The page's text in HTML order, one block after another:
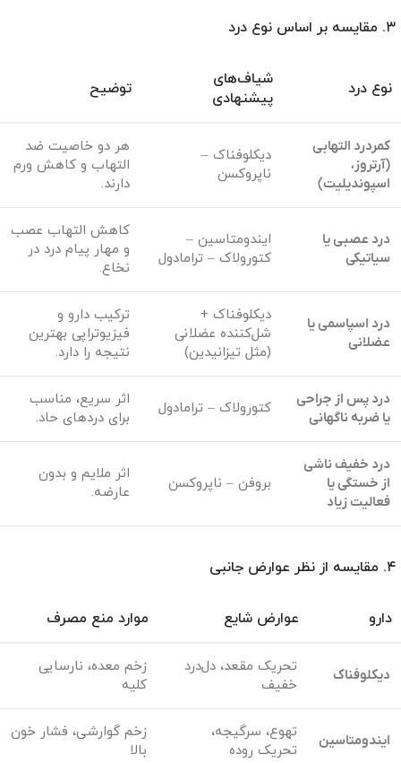
نوع درد
شیاف‌های
پیشنهادی
توضیح
کمردرد التهابی
(آرتروز،
اسپوندیلیت)
دیکلوفناک –
ناپروکسن
هر دو خاصیت ضد
التهاب و کاهش ورم
دارند.
درد عصبی یا
سیاتیکی
ایندومتاسین –
کتورولاک – ترامادول
کاهش التهاب عصب
و مهار پیام درد در
نخاع.
درد اسپاسمی یا
عضلانی
دیکلوفناک +
شل‌کننده عضلانی
(مثل تیزانیدین)
ترکیب دارو و
فیزیوتراپی بهترین
نتیجه را دارد.
درد پس از جراحی
یا ضربه ناگهانی
کتورولاک – ترامادول
اثر سریع، مناسب
برای دردهای حاد.
درد خفیف ناشی
از خستگی یا
فعالیت زیاد
بروفن – ناپروکسن
اثر ملایم و بدون
عارضه.
دارو عوارض شایع موارد منع مصرف
دیکلوفناک
تحریک مقعد، دل‌درد
خفیف
زخم معده، نارسایی
کلیه
ایندومتاسین
تهوع، سرگیجه،
تحریک روده
زخم گوارشی، فشار خون
بالا